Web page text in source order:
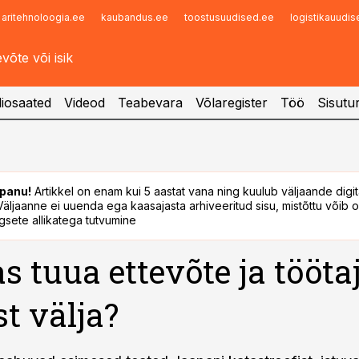
aritehnoloogia.ee kaubandus.ee toostusuudised.ee
Infopank
Videod Teabevara Võlaregister Töö
Artikkel on enam kui 5 aastat vana ning kuulub väljaande
ei uuenda ega kaasajasta arhiveeritud sisu, mistõttu võib
allikatega tutvumine
tuua ettevõte ja
välja?